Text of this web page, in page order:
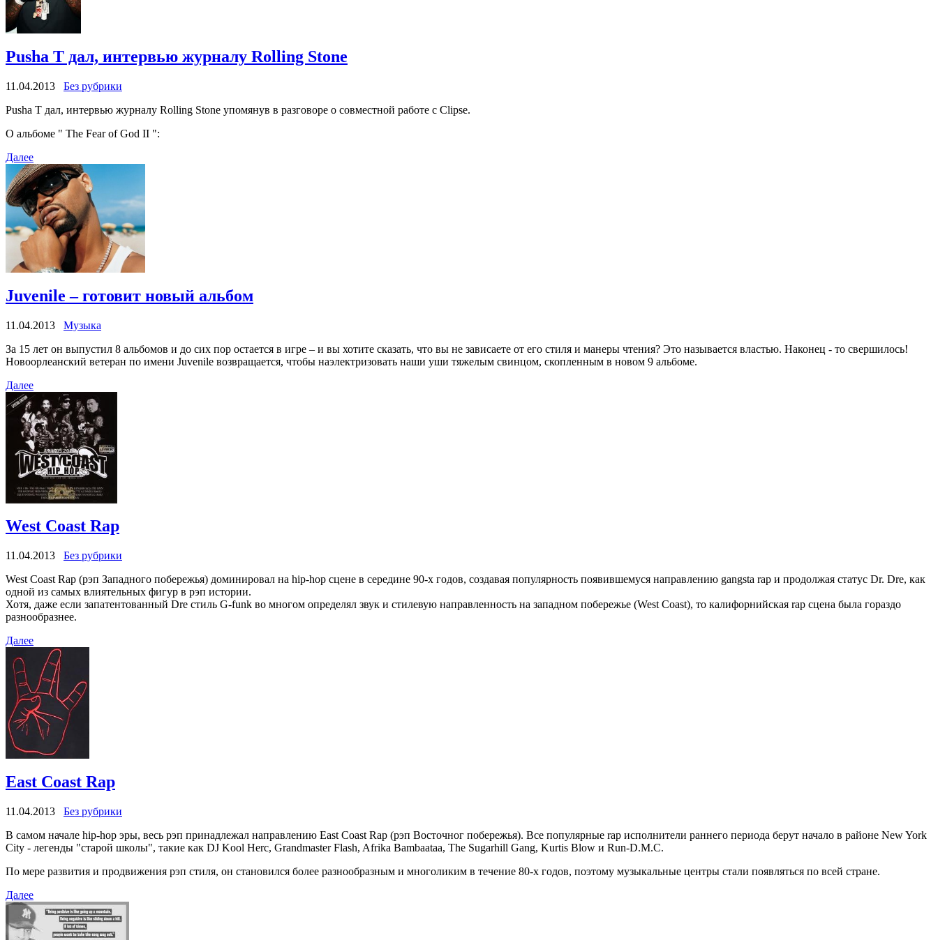
Pusha T дал, интервью журналу Rolling Stone
11.04.2013
Без рубрики
Pusha T дал, интервью журналу Rolling Stone упомянув в разговоре о совместной работе с Clipse.
О альбоме " The Fear of God II ":
Далее
Juvenile – готовит новый альбом
11.04.2013
Музыка
За 15 лет он выпустил 8 альбомов и до сих пор остается в игре – и вы хотите сказать, что вы не зависаете от его стиля и манеры чтения? Это называется властью. Наконец - то свершилось!
Новоорлеанский ветеран по имени Juvenile возвращается, чтобы наэлектризовать наши уши тяжелым свинцом, скопленным в новом 9 альбоме.
Далее
West Coast Rap
11.04.2013
Без рубрики
West Coast Rap (рэп Западного побережья) доминировал на hip-hop сцене в середине 90-х годов, создавая популярность появившемуся направлению gangsta rap и продолжая статус Dr. Dre, как
одной из самых влиятельных фигур в рэп истории.
Хотя, даже если запатентованный Dre стиль G-funk во многом определял звук и стилевую направленность на западном побережье (West Coast), то калифорнийская rap сцена была гораздо
разнообразнее.
Далее
East Coast Rap
11.04.2013
Без рубрики
В самом начале hip-hop эры, весь рэп принадлежал направлению East Coast Rap (рэп Восточног побережья). Все популярные rap исполнители раннего периода берут начало в районе New York
City - легенды "старой школы", такие как DJ Kool Herc, Grandmaster Flash, Afrika Bambaataa, Тhe Sugarhill Gang, Kurtis Blow и Run-D.M.C.
По мере развития и продвижения рэп стиля, он становился более разнообразным и многоликим в течение 80-х годов, поэтому музыкальные центры стали появляться по всей стране.
Далее